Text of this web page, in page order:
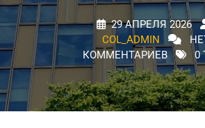
29 АПРЕЛЯ 2026
COL_ADMIN
КОММЕНТАРИЕВ
0